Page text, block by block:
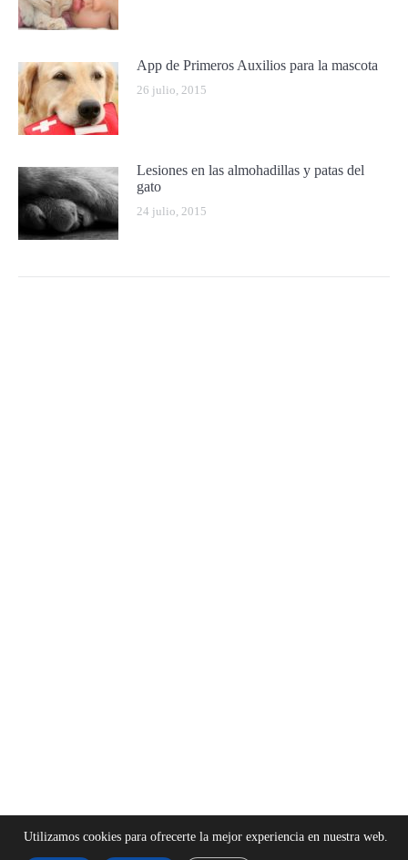
App de Primeros Auxilios para la mascota
26 julio, 2015
Lesiones en las almohadillas y patas del
gato
24 julio, 2015
Utilizamos cookies para ofrecerte la mejor experiencia en nuestra web.